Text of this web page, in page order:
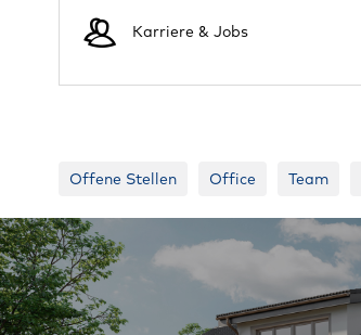
Karriere & Jobs
Offene Stellen Office Team